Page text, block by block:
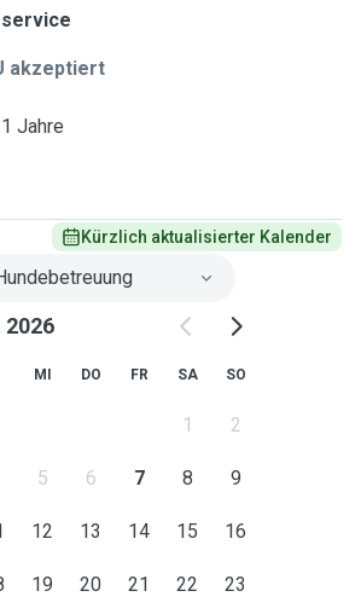
akzeptiert
Jahre
Kürzlich aktualisierter Kalender
MI DO FR SA SO
1 2
5 6 7 8 9
12 13 14 15 16
19 20 21 22 23